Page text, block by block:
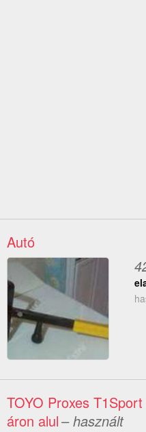
Autó
TOYO Proxes
áron alul– használt